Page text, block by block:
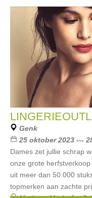
Genk
25 oktober 2023 ---
Dames zet jullie schrap
onze grote
uit meer dan 50.000
topmerken aan zachte